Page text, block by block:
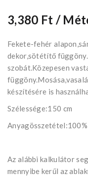
3,380 Ft /
Fekete-fehér
dekor,sötétítő
szobát.Közepesen
készítésére is
Szélessége:150 cm
Az alábbi kalkulátor
mennyibe kerűl az